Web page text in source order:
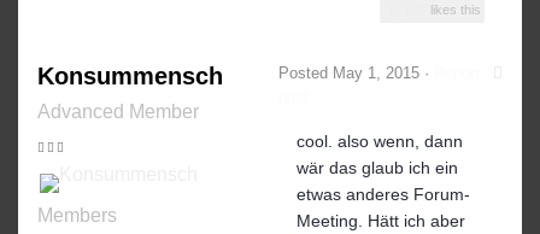
likes this
Konsummensch
Advanced Member
Members
Posted May 1, 2015 ·
cool. also wenn, dann
wär das glaub ich ein
etwas anderes Forum-
Meeting. Hätt ich aber